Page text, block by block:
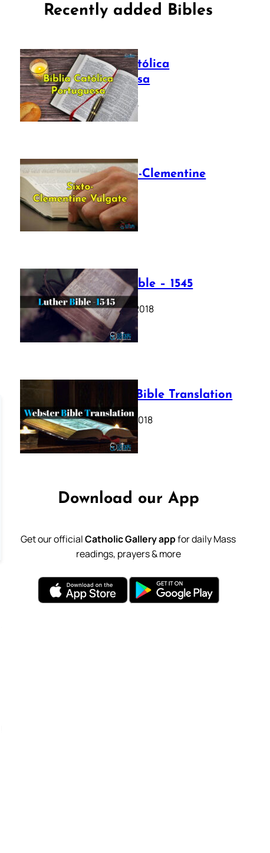
Recently added Bibles
Bíblia Católica
Portuguesa
July 16, 2025
The Sixto-Clementine
Vulgate
July 12, 2025
Luther Bible – 1545
October 17, 2018
Webster Bible Translation
October 11, 2018
Download our App
Get our officialCatholic Gallery appfor daily Mass
readings, prayers & more